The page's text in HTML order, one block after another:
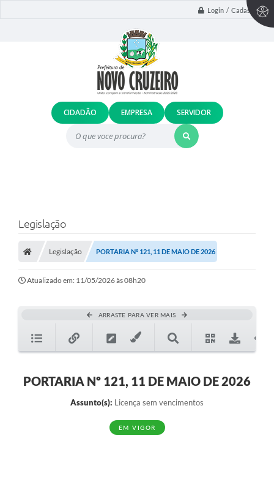
Login / Cadastro
O que voce procura?
CIDADÃO EMPRESA SERVIDOR
Legislação
Legislação PORTARIA Nº 121, 11 DE MAIO DE 2026
Atualizado em: 11/05/2026 às 08h20
ARRASTE PARA VER MAIS
PORTARIA Nº 121, 11 DE MAIO DE 2026
Assunto(s): Licença sem vencimentos
EM VIGOR